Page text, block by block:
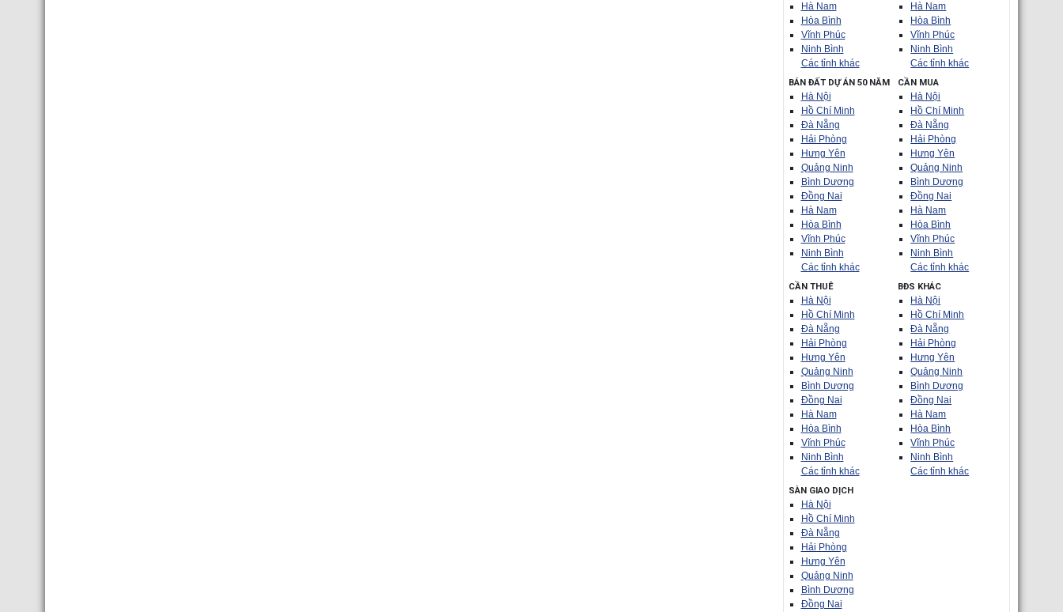
Hà Nam
Hòa Bình
Vĩnh Phúc
Ninh Bình
Các tỉnh khác
Hà Nam
Hòa Bình
Vĩnh Phúc
Ninh Bình
Các tỉnh khác
BÁN ĐẤT DỰ ÁN 50 NĂM
Hà Nội
Hồ Chí Minh
Đà Nẵng
Hải Phòng
Hưng Yên
Quảng Ninh
Bình Dương
Đồng Nai
Hà Nam
Hòa Bình
Vĩnh Phúc
Ninh Bình
Các tỉnh khác
CẦN MUA
Hà Nội
Hồ Chí Minh
Đà Nẵng
Hải Phòng
Hưng Yên
Quảng Ninh
Bình Dương
Đồng Nai
Hà Nam
Hòa Bình
Vĩnh Phúc
Ninh Bình
Các tỉnh khác
CẦN THUÊ
Hà Nội
Hồ Chí Minh
Đà Nẵng
Hải Phòng
Hưng Yên
Quảng Ninh
Bình Dương
Đồng Nai
Hà Nam
Hòa Bình
Vĩnh Phúc
Ninh Bình
Các tỉnh khác
BĐS KHÁC
Hà Nội
Hồ Chí Minh
Đà Nẵng
Hải Phòng
Hưng Yên
Quảng Ninh
Bình Dương
Đồng Nai
Hà Nam
Hòa Bình
Vĩnh Phúc
Ninh Bình
Các tỉnh khác
SÀN GIAO DỊCH
Hà Nội
Hồ Chí Minh
Đà Nẵng
Hải Phòng
Hưng Yên
Quảng Ninh
Bình Dương
Đồng Nai